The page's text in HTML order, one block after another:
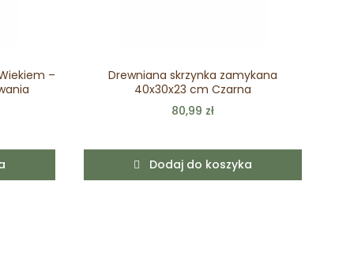
–
Drewniana skrzynka zamykana
40x30x23 cm Czarna
80,99 zł
Dodaj do koszyka